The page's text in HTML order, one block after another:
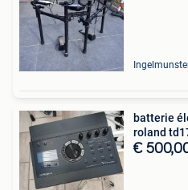
batterie
roland
€